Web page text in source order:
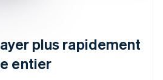
plus rapidement
entier